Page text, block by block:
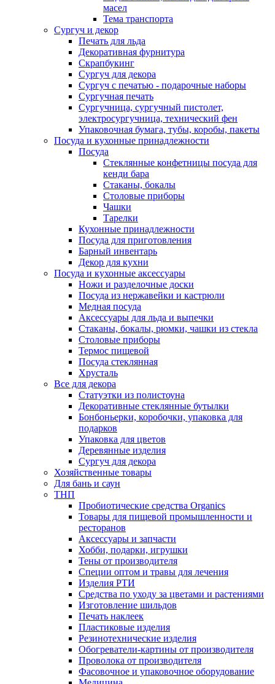
масел
Тема транспорта
Сургуч и декор
Печать для льда
Декоративная фурнитура
Скрапбукинг
Сургуч для декора
Сургуч с печатью - подарочные наборы
Сургучная печать
Сургучница, сургучный пистолет,
электросургучница, технический фен
Упаковочная бумага, тубы, коробы, пакеты
Посуда и кухонные принадлежности
Посуда
Стеклянные конфетницы посуда для
кенди бара
Стаканы, бокалы
Столовые приборы
Чашки
Тарелки
Кухонные принадлежности
Посуда для приготовления
Барный инвентарь
Декор для кухни
Посуда и кухонные аксессуары
Ножи и разделочные доски
Посуда из нержавейки и кастрюли
Медная посуда
Аксессуары для льда и выпечки
Стаканы, бокалы, рюмки, чашки из стекла
Столовые приборы
Термос пищевой
Посуда стеклянная
Хрусталь
Все для декора
Статуэтки из полистоуна
Декоративные стеклянные бутылки
Бонбоньерки, коробочки, упаковка для
подарков
Упаковка для цветов
Деревянные изделия
Сургуч для декора
Хозяйственные товары
Для бань и саун
ТНП
Пробиотические средства Organics
Товары для пищевой промышленности и
ресторанов
Аксессуары и запчасти
Хобби, подарки, игрушки
Тены от производителя
Специи оптом и травы для лечения
Изделия РТИ
Средства по уходу за цветами и растениями
Изготовление шильдов
Печать наклеек
Пластиковые изделия
Резинотехнические изделия
Обогреватели-картины от производителя
Проволока от производителя
Фасовочное и упаковочное оборудование